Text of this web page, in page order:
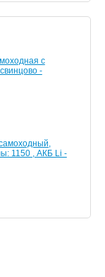
c
-
1150 , АКБ Li -